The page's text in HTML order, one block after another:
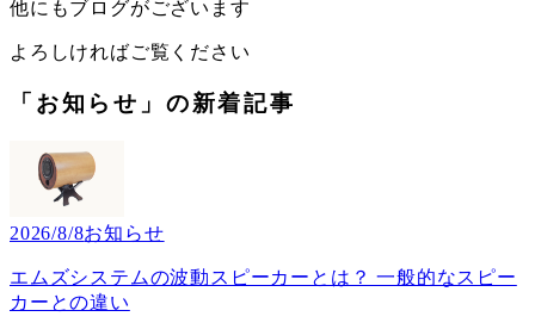
他にもブログがございます
よろしければご覧ください
「お知らせ」の新着記事
2026/8/8お知らせ
エムズシステムの波動スピーカーとは？ 一般的なスピー
カーとの違い